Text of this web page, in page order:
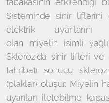
tabakasının etkilendiği
Sisteminde sinir liflerini
elektrik uyarılarını
olan miyelin isimli
Skleroz'da sinir lifleri
tahribatı sonucu
(plaklar) oluşur. Miyelin
uyarıları iletebilme